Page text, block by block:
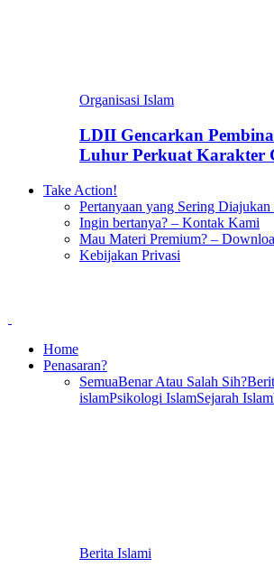
Organisasi Islam
LDII Gencarkan
Luhur Perkuat Karakter
Take Action!
Pertanyaan yang Sering
Ingin bertanya? – Kontak Kami
Mau Materi Premium? –
Kebijakan Privasi
Home
Penasaran?
SemuaBenar Atau Salah Sih?
islamPsikologi IslamSejarah Islam
Berita Islami